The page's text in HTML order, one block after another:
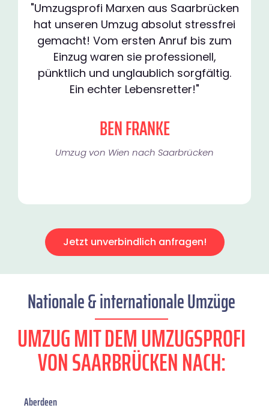
"Umzugsprofi Marxen aus Saarbrücken
hat unseren Umzug absolut stressfrei
gemacht! Vom ersten Anruf bis zum
Einzug waren sie professionell,
pünktlich und unglaublich sorgfältig.
Ein echter Lebensretter!"
BEN FRANKE
Umzug von Wien nach Saarbrücken
Jetzt unverbindlich anfragen!
Nationale & internationale Umzüge
UMZUG MIT DEM UMZUGSPROFI
VON SAARBRÜCKEN NACH:
Aberdeen